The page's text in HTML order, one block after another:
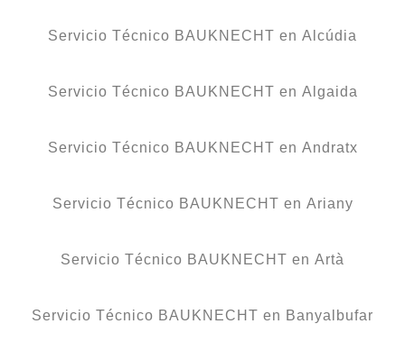
Servicio Técnico BAUKNECHT en Alcúdia
Servicio Técnico BAUKNECHT en Algaida
Servicio Técnico BAUKNECHT en Andratx
Servicio Técnico BAUKNECHT en Ariany
Servicio Técnico BAUKNECHT en Artà
Servicio Técnico BAUKNECHT en Banyalbufar